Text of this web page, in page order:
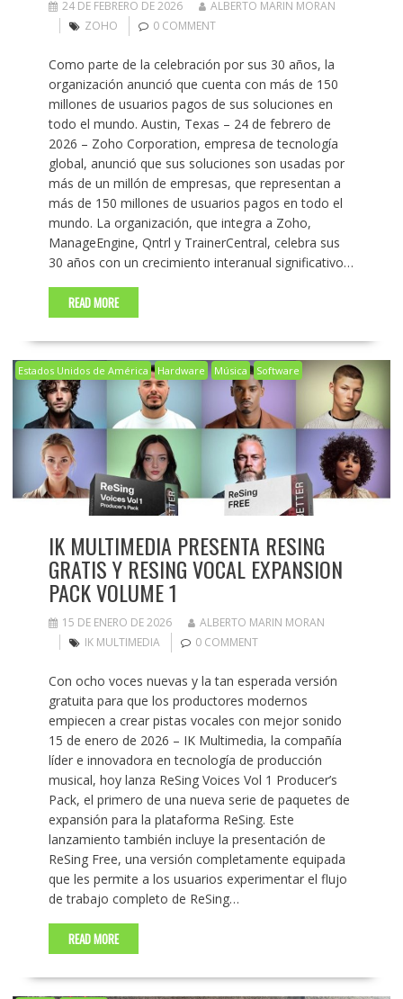
24 DE FEBRERO DE 2026
ALBERTO MARIN MORAN
ZOHO
0 COMMENT
Como parte de la celebración por sus 30 años, la
organización anunció que cuenta con más de 150
millones de usuarios pagos de sus soluciones en
todo el mundo. Austin, Texas – 24 de febrero de
2026 – Zoho Corporation, empresa de tecnología
global, anunció que sus soluciones son usadas por
más de un millón de empresas, que representan a
más de 150 millones de usuarios pagos en todo el
mundo. La organización, que integra a Zoho,
ManageEngine, Qntrl y TrainerCentral, celebra sus
30 años con un crecimiento interanual significativo…
READ MORE
Estados Unidos de América Hardware Música Software
IK MULTIMEDIA PRESENTA RESING
GRATIS Y RESING VOCAL EXPANSION
PACK VOLUME 1
15 DE ENERO DE 2026
ALBERTO MARIN MORAN
IK MULTIMEDIA
0 COMMENT
Con ocho voces nuevas y la tan esperada versión
gratuita para que los productores modernos
empiecen a crear pistas vocales con mejor sonido
15 de enero de 2026 – IK Multimedia, la compañía
líder e innovadora en tecnología de producción
musical, hoy lanza ReSing Voices Vol 1 Producer’s
Pack, el primero de una nueva serie de paquetes de
expansión para la plataforma ReSing. Este
lanzamiento también incluye la presentación de
ReSing Free, una versión completamente equipada
que les permite a los usuarios experimentar el flujo
de trabajo completo de ReSing…
READ MORE